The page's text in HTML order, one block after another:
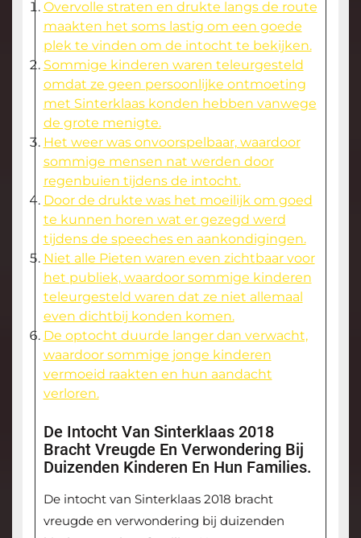
Overvolle straten en drukte langs de route
maakten het soms lastig om een goede
plek te vinden om de intocht te bekijken.
Sommige kinderen waren teleurgesteld
omdat ze geen persoonlijke ontmoeting
met Sinterklaas konden hebben vanwege
de grote menigte.
Het weer was onvoorspelbaar, waardoor
sommige mensen nat werden door
regenbuien tijdens de intocht.
Door de drukte was het moeilijk om goed
te kunnen horen wat er gezegd werd
tijdens de speeches en aankondigingen.
Niet alle Pieten waren even zichtbaar voor
het publiek, waardoor sommige kinderen
teleurgesteld waren dat ze niet allemaal
even dichtbij konden komen.
De optocht duurde langer dan verwacht,
waardoor sommige jonge kinderen
vermoeid raakten en hun aandacht
verloren.
De Intocht Van Sinterklaas 2018
Bracht Vreugde En Verwondering Bij
Duizenden Kinderen En Hun Families.
De intocht van Sinterklaas 2018 bracht
vreugde en verwondering bij duizenden